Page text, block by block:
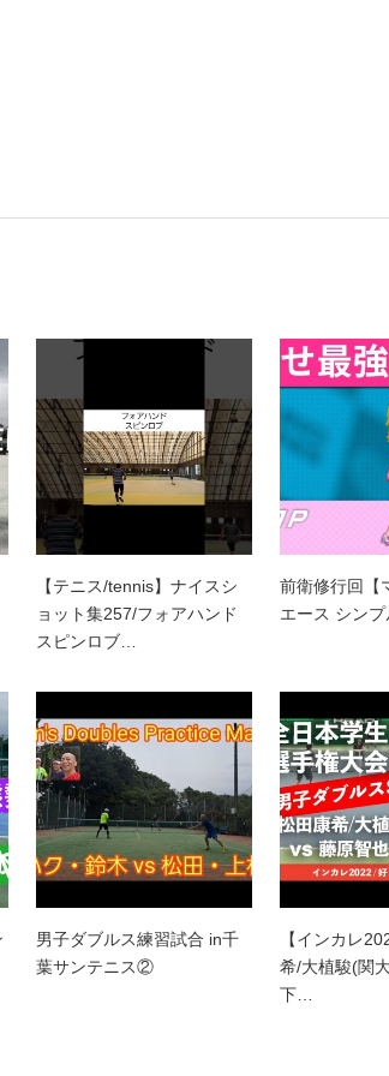
【テニス/tennis】ナイスシ
ョット集257/フォアハンド
スピンロブ…
前衛修行回【
エース シンプ
男子ダブルス練習試合 in千
葉サンテニス②
【インカレ
希/大植駿(関
下…